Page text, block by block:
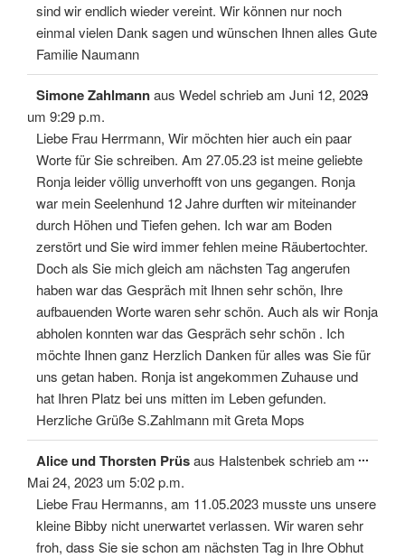
sind wir endlich wieder vereint. Wir können nur noch
einmal vielen Dank sagen und wünschen Ihnen alles Gute
Familie Naumann
Simone Zahlmannaus Wedelschrieb am Juni 12, 2023
um 9:29 p.m.
Liebe Frau Herrmann, Wir möchten hier auch ein paar
Worte für Sie schreiben. Am 27.05.23 ist meine geliebte
Ronja leider völlig unverhofft von uns gegangen. Ronja
war mein Seelenhund 12 Jahre durften wir miteinander
durch Höhen und Tiefen gehen. Ich war am Boden
zerstört und Sie wird immer fehlen meine Räubertochter.
Doch als Sie mich gleich am nächsten Tag angerufen
haben war das Gespräch mit Ihnen sehr schön, Ihre
aufbauenden Worte waren sehr schön. Auch als wir Ronja
abholen konnten war das Gespräch sehr schön . Ich
möchte Ihnen ganz Herzlich Danken für alles was Sie für
uns getan haben. Ronja ist angekommen Zuhause und
hat Ihren Platz bei uns mitten im Leben gefunden.
Herzliche Grüße S.Zahlmann mit Greta Mops
...
Alice und Thorsten Prüsaus Halstenbek schrieb am
Mai 24, 2023 um 5:02 p.m.
Liebe Frau Hermanns, am 11.05.2023 musste uns unsere
kleine Bibby nicht unerwartet verlassen. Wir waren sehr
froh, dass Sie sie schon am nächsten Tag in Ihre Obhut
...